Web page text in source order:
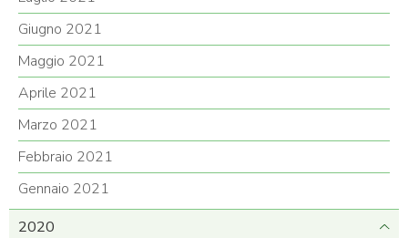
Giugno 2021
Maggio 2021
Aprile 2021
Marzo 2021
Febbraio 2021
Gennaio 2021
2020